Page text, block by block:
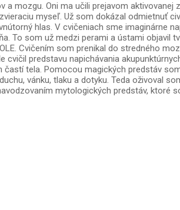
mozgu. Oni ma učili prejavom aktivovanej
myseľ. Už som dokázal odmietnuť
hlas. V cvičeniach sme imaginárne
To som už medzi perami a ústami objavil
Cvičením som prenikal do stredného
predstavu napichávania
tela. Pomocou magických predstáv
vánku, tlaku a dotyku. Teda oživoval
mytologických predstáv, ktoré